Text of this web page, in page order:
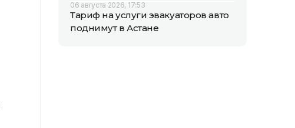
06 августа 2026, 17:53
Тариф на услуги эвакуаторов авто
поднимут в Астане